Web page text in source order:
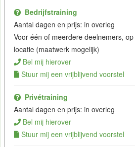
Bedrijfstraining
Aantal dagen en prijs: in overleg
Voor één of meerdere deelnemers,
locatie (maatwerk mogelijk)
Bel mij hierover
Stuur mij een vrijblijvend voorstel
Privétraining
Aantal dagen en prijs: in overleg
Bel mij hierover
Stuur mij een vrijblijvend voorstel